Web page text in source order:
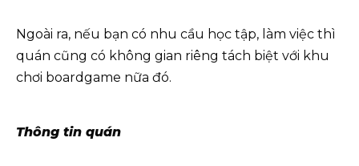
Ngoài ra, nếu bạn có nhu cầu học tập, làm việc thì
quán cũng có không gian riêng tách biệt với khu
chơi boardgame nữa đó.
Thông tin quán